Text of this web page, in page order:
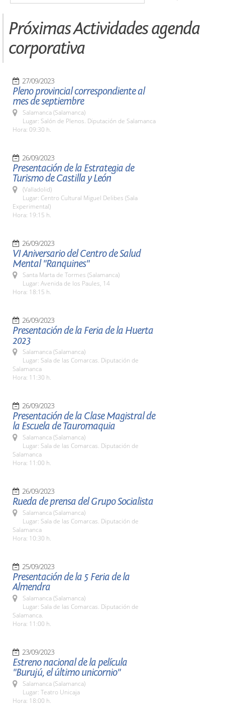
Próximas Actividades agenda
corporativa
27/09/2023
Pleno provincial correspondiente al
mes de septiembre
Salamanca (Salamanca)
Lugar: Salón de Plenos. Diputación de Salamanca
Hora: 09:30 h.
26/09/2023
Presentación de la Estrategia de
Turismo de Castilla y León
(Valladolid)
Lugar: Centro Cultural Miguel Delibes (Sala
Experimental)
Hora: 19:15 h.
26/09/2023
VI Aniversario del Centro de Salud
Mental "Ranquines"
Santa Marta de Tormes (Salamanca)
Lugar: Avenida de los Paules, 14
Hora: 18:15 h.
26/09/2023
Presentación de la Feria de la Huerta
2023
Salamanca (Salamanca)
Lugar: Sala de las Comarcas. Diputación de
Salamanca
Hora: 11:30 h.
26/09/2023
Presentación de la Clase Magistral de
la Escuela de Tauromaquia
Salamanca (Salamanca)
Lugar: Sala de las Comarcas. Diputación de
Salamanca
Hora: 11:00 h.
26/09/2023
Rueda de prensa del Grupo Socialista
Salamanca (Salamanca)
Lugar: Sala de las Comarcas. Diputación de
Salamanca
Hora: 10:30 h.
25/09/2023
Presentación de la 5 Feria de la
Almendra
Salamanca (Salamanca)
Lugar: Sala de las Comarcas. Diputación de
Salamanca.
Hora: 11:00 h.
23/09/2023
Estreno nacional de la película
"Burujú, el último unicornio"
Salamanca (Salamanca)
Lugar: Teatro Unicaja
Hora: 18:00 h.